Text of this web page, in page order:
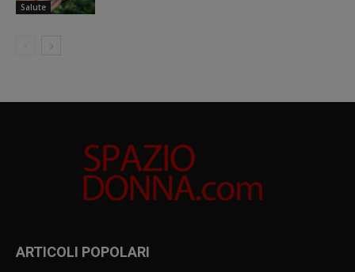
Salute
ARTICOLI POPOLARI